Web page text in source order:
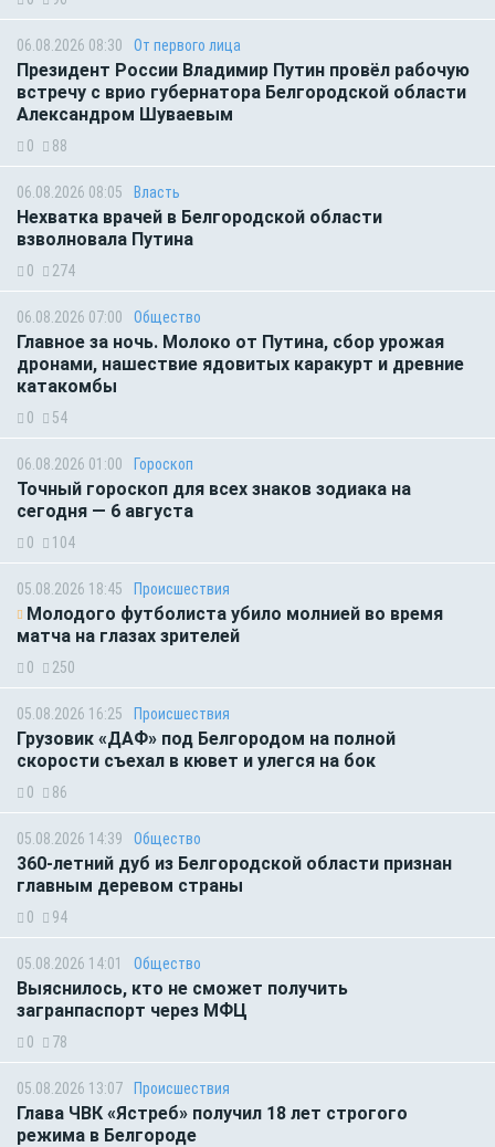
06.08.2026 08:30 От первого лица
Президент России Владимир Путин провёл рабочую
встречу с врио губернатора Белгородской области
Александром Шуваевым
0 88
06.08.2026 08:05 Власть
Нехватка врачей в Белгородской области
взволновала Путина
0 274
06.08.2026 07:00 Общество
Главное за ночь. Молоко от Путина, сбор урожая
дронами, нашествие ядовитых каракурт и древние
катакомбы
0 54
06.08.2026 01:00 Гороскоп
Точный гороскоп для всех знаков зодиака на
сегодня — 6 августа
0 104
05.08.2026 18:45 Происшествия
Молодого футболиста убило молнией во время
матча на глазах зрителей
0 250
05.08.2026 16:25 Происшествия
Грузовик «ДАФ» под Белгородом на полной
скорости съехал в кювет и улегся на бок
0 86
05.08.2026 14:39 Общество
360-летний дуб из Белгородской области признан
главным деревом страны
0 94
05.08.2026 14:01 Общество
Выяснилось, кто не сможет получить
загранпаспорт через МФЦ
0 78
05.08.2026 13:07 Происшествия
Глава ЧВК «Ястреб» получил 18 лет строгого
режима в Белгороде